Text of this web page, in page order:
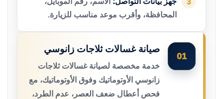
المحافظة، وأقرب موعد مناسب للزيارة.
01
صيانة غسالات ثلاجات زانوسي
خدمة مخصصة لصيانة غسالات ثلاجات
زانوسي الأوتوماتيك وفوق الأوتوماتيك، مع
فحص أعطال ضعف العصر، عدم الطرد،